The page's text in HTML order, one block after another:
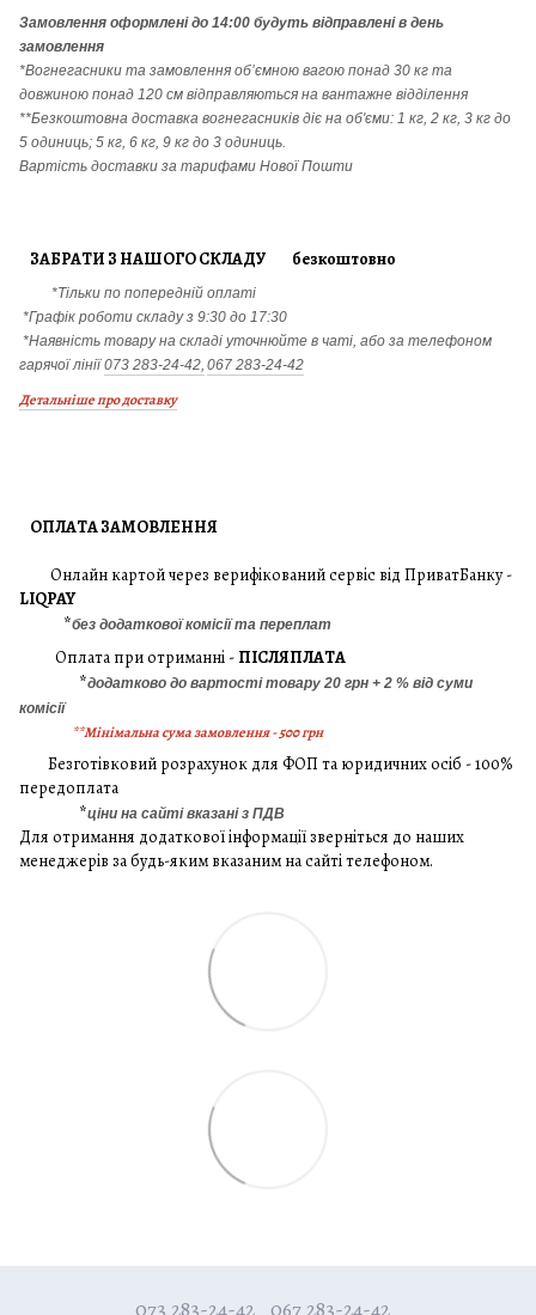
Замовлення оформлені до 14:00 будуть відправлені в день
замовлення
*Вогнегасники та замовлення об’ємною вагою понад 30 кг та
довжиною понад 120 см відправляються на вантажне відділення
**Безкоштовна доставка вогнегасників діє на об'єми: 1 кг, 2 кг, 3 кг до
5 одиниць; 5 кг, 6 кг, 9 кг до 3 одиниць.
Вартість доставки за тарифами Нової Пошти
ЗАБРАТИ З НАШОГО СКЛАДУ безкоштовно
*Тільки по попередній оплаті
*Графік роботи складу з 9:30 до 17:30
*Наявність товару на складі уточнюйте в чаті, або за телефоном
гарячої лінії073 283-24-42, 067 283-24-42
Детальніше про доставку
ОПЛАТА ЗАМОВЛЕННЯ
Онлайн картой через верифікований сервіс від ПриватБанку -
LIQPAY
*без додаткової комісії та переплат
Оплата при отриманні - ПІСЛЯПЛАТА
*додатково до вартості товару 20 грн + 2 % від суми
комісії
**Мінімальна сума замовлення - 500 грн
Безготівковий розрахунок для ФОП та юридичних осіб - 100%
передоплата
*ціни на сайті вказані з ПДВ
Для отримання додаткової інформації зверніться до наших
менеджерів за будь-яким вказаним на сайті телефоном.